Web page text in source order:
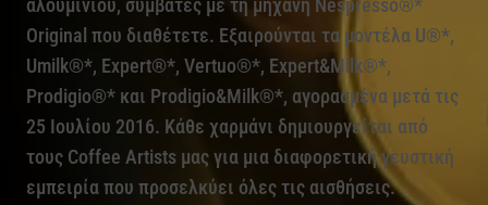
αλουμινίου, συμβατές με τη μηχανή Nespresso®*
Original που διαθέτετε. Εξαιρούνται τα μοντέλα U®*,
Umilk®*, Expert®*, Vertuo®*, Expert&Milk®*,
Prodigio®* και Prodigio&Milk®*, αγορασμένα μετά τις
25 Ιουλίου 2016. Κάθε χαρμάνι δημιουργείται από
τους Coffee Artists μας για μια διαφορετική γευστική
εμπειρία που προσελκύει όλες τις αισθήσεις.